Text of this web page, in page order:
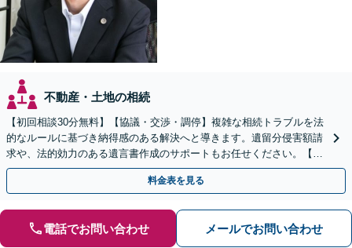
不動産・土地の相続
【初回相談30分無料】【協議・交渉・調停】複雑な相続トラブルを法
的なルールに基づき納得感のある解決へと導きます。遺留分侵害額請
求や、法的効力のある遺言書作成のサポートもお任せください。【京
阪丹波橋駅徒歩1分】【初回相談無料】
料金表を見る
電話でお問い合わせ メールでお問い合わせ